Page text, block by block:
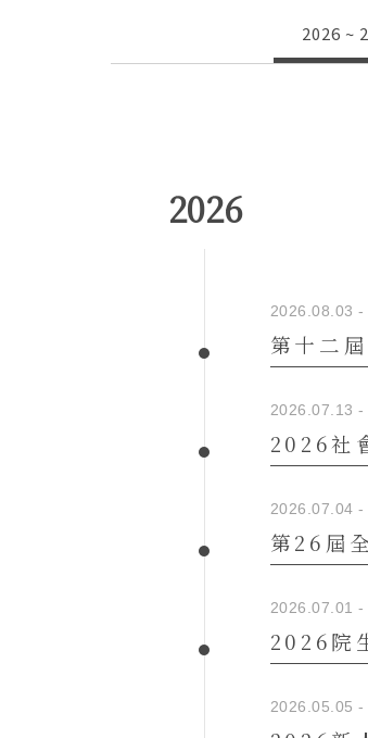
2026 ~
2026.08.03 -
第十二
2026.07.13 -
2026社
2026.07.04
第26屆
2026.07.01
2026院
2026.05.05